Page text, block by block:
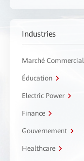
Industries
Marché Commercial
Éducation
Electric Power
Finance
Gouvernement
Healthcare